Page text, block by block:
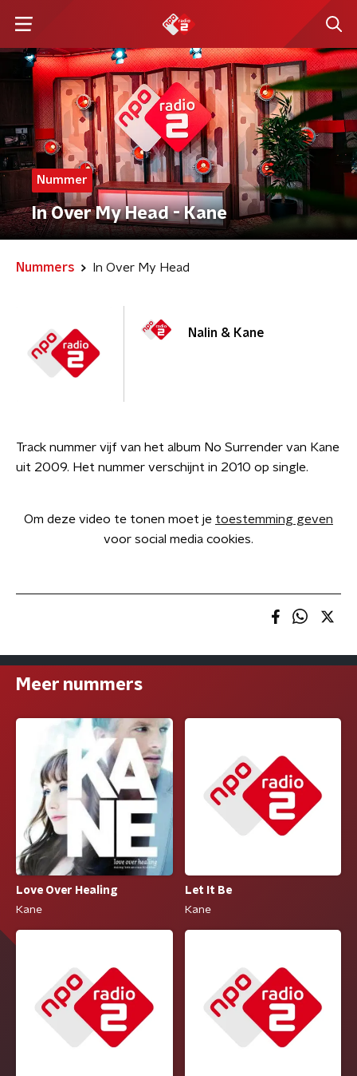
Nummer
In Over My Head - Kane
Nummers In Over My Head
Nalin & Kane
Track nummer vijf van het album No Surrender van Kane
uit 2009. Het nummer verschijnt in 2010 op single.
Om deze video te tonen moet je toestemming geven
voor social media cookies.
Meer nummers
Love Over Healing
Kane
Let It Be
Kane